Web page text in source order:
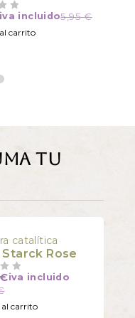
5,95€
incluido
carrito
tu
catalítica
Rose
€iva incluido
carrito